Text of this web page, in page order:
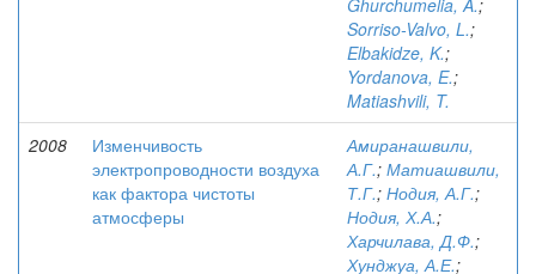
Ghurchumelia, A.;
Sorriso-Valvo, L.;
Elbakidze, K.;
Yordanova, E.;
Matiashvili, T.
2008
Изменчивость
электропроводности воздуха
как фактора чистоты
атмосферы
Амиранашвили,
А.Г.; Матиашвили,
Т.Г.; Нодия, А.Г.;
Нодия, Х.А.;
Харчилава, Д.Ф.;
Хунджуа, А.Е.;